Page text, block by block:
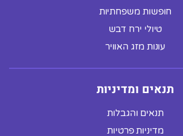
חופשות משפחתיות
טיולי ירח דבש
עונות מזג האוויר
תנאים ומדיניות
תנאים והגבלות
מדיניות פרטיות